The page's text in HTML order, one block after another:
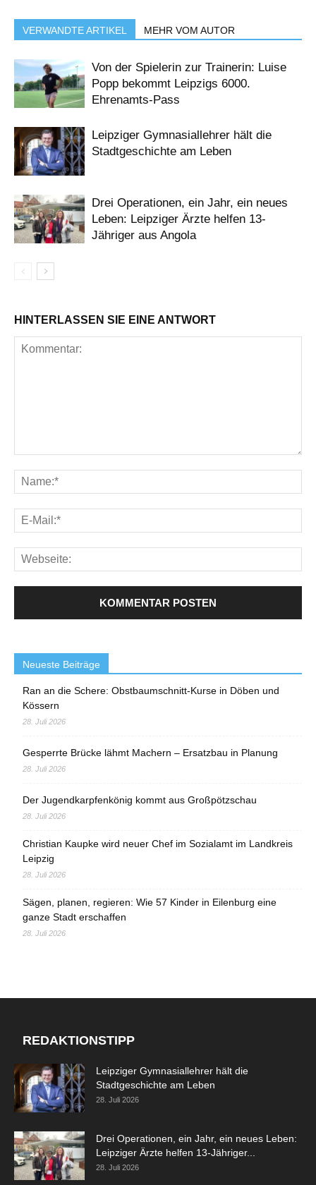
VERWANDTE ARTIKEL MEHR VOM AUTOR
Von der Spielerin zur Trainerin: Luise
Popp bekommt Leipzigs 6000.
Ehrenamts-Pass
Leipziger Gymnasiallehrer hält die
Stadtgeschichte am Leben
Drei Operationen, ein Jahr, ein neues
Leben: Leipziger Ärzte helfen 13-
Jähriger aus Angola
HINTERLASSEN SIE EINE ANTWORT
Neueste Beiträge
Ran an die Schere: Obstbaumschnitt-Kurse in Döben und
Kössern
28. Juli 2026
Gesperrte Brücke lähmt Machern – Ersatzbau in Planung
28. Juli 2026
Der Jugendkarpfenkönig kommt aus Großpötzschau
28. Juli 2026
Christian Kaupke wird neuer Chef im Sozialamt im Landkreis
Leipzig
28. Juli 2026
Sägen, planen, regieren: Wie 57 Kinder in Eilenburg eine
ganze Stadt erschaffen
28. Juli 2026
REDAKTIONSTIPP
Leipziger Gymnasiallehrer hält die
Stadtgeschichte am Leben
28. Juli 2026
Drei Operationen, ein Jahr, ein neues Leben:
Leipziger Ärzte helfen 13-Jähriger...
28. Juli 2026